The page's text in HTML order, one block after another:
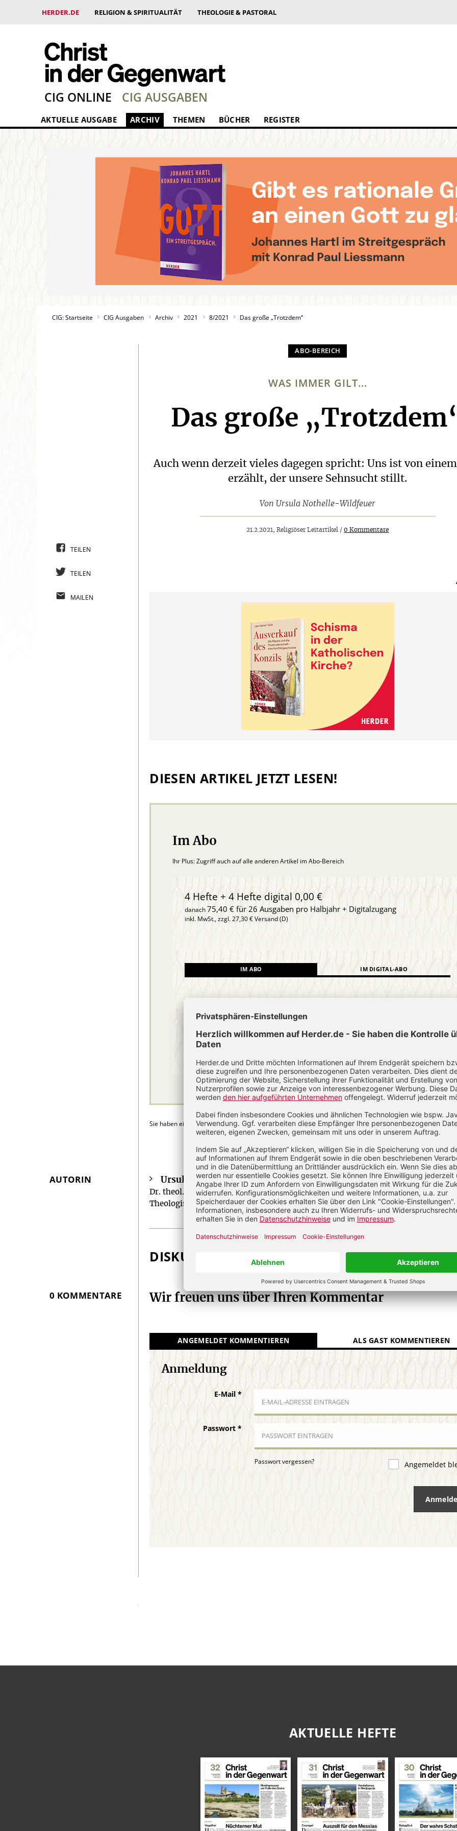
HERDER.DE RELIGION & SPIRITUALITÄT THEOLOGIE & PASTORAL
CIG ONLINE CIG AUSGABEN
AKTUELLE AUSGABE ARCHIV THEMEN BÜCHER REGISTER
CIG: Startseite CIG Ausgaben Archiv 2021 8/2021 Das große „Trotzdem“
WAS IMMER GILT...
:
Das große
Auch wenn derzeit vieles dagegen spricht: Uns ist von
erzählt, der unsere Sehnsucht stillt.
Von Ursula Nothelle-Wildfeuer
21.2.2021, Religiöser Leitartikel /0 Kommentare
DIESEN ARTIKEL JETZT LESEN!
Im Abo
Ihr Plus: Zugriff auch auf alle anderen Artikel im Abo-Bereich
4 Hefte + 4 Hefte digital 0,00 €
danach75,40 € für 26 Ausgaben pro Halbjahr + Digitalzugang
inkl. MwSt., zzgl. 27,30 € Versand (D)
IM ABO IM DIGITAL-ABO
Abo testen
Sie haben ein Abonnement?Anmelden
TEILEN
TEILEN
MAILEN
Überschrift
AUTORIN Ursula Nothelle-Wildfeuer Ursula Nothelle-Wildfeuer , geb. 1960,
Dr. theol., Professorin für Christliche Gesellschaftslehre an der
Theologischen Fakultät der Albert-Ludwig-Universität Freiburg
DISKUSSION
0 KOMMENTARE Wir freuen uns über Ihren Kommentar
ANGEMELDET KOMMENTIEREN ALS GAST KOMMENTIEREN
Anmeldung
E-Mail *
Passwort*
Passwort vergessen? Angemeldet
AKTUELLE HEFTE